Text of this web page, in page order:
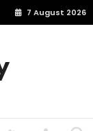
7 August 2026